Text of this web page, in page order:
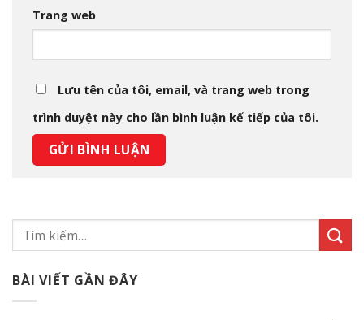
Trang web
Lưu tên của tôi, email, và trang web trong
trình duyệt này cho lần bình luận kế tiếp của tôi.
BÀI VIẾT GẦN ĐÂY